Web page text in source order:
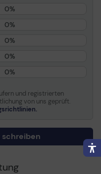
imageRUNNER
C5045,
C5051, C5051i,
0%
0%
0%
0%
0%
und registrierten
von uns geprüft.
schreiben